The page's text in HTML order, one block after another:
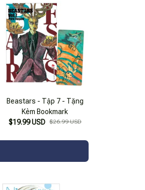
Beastars - Tập 7 - Tặng
Kèm Bookmark
$19.99 USD $26.99 USD